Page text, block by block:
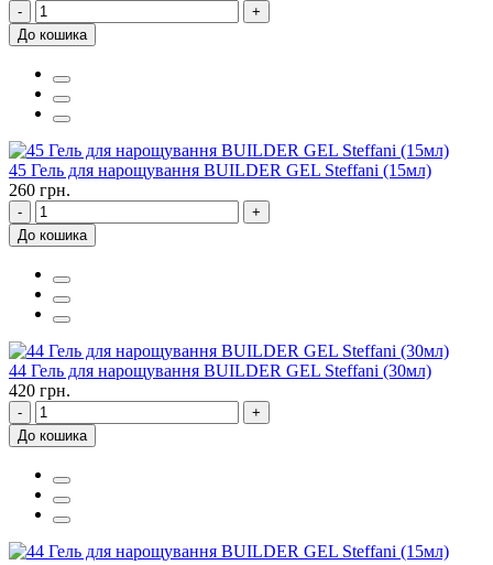
-
+
До кошика
45 Гель для нарощування BUILDER GEL Steffani (15мл)
260 грн.
-
+
До кошика
44 Гель для нарощування BUILDER GEL Steffani (30мл)
420 грн.
-
+
До кошика